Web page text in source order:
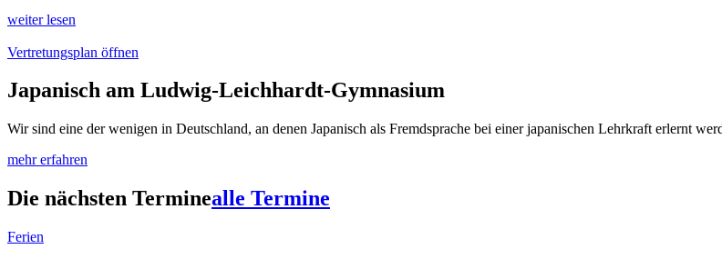
weiter lesen
Vertretungsplan öffnen
Japanisch am Ludwig-Leichhardt-Gymnasium
Wir sind eine der wenigen in Deutschland, an denen Japanisch als Fremdsprache bei einer japanischen Lehrkraft erlernt
mehr erfahren
Die nächsten Terminealle Termine
Ferien